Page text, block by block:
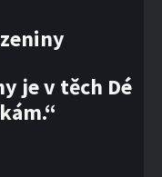
je v těch Dé